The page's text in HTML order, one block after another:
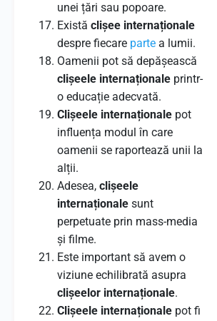
unei țări sau popoare.
Există clișee internaționale
despre fiecare parte a lumii.
Oamenii pot să depășească
clișeele internaționale printr-
o educație adecvată.
Clișeele internaționale pot
influența modul în care
oamenii se raportează unii la
alții.
Adesea, clișeele
internaționale sunt
perpetuate prin mass-media
și filme.
Este important să avem o
viziune echilibrată asupra
clișeelor internaționale.
Clișeele internaționale pot fi